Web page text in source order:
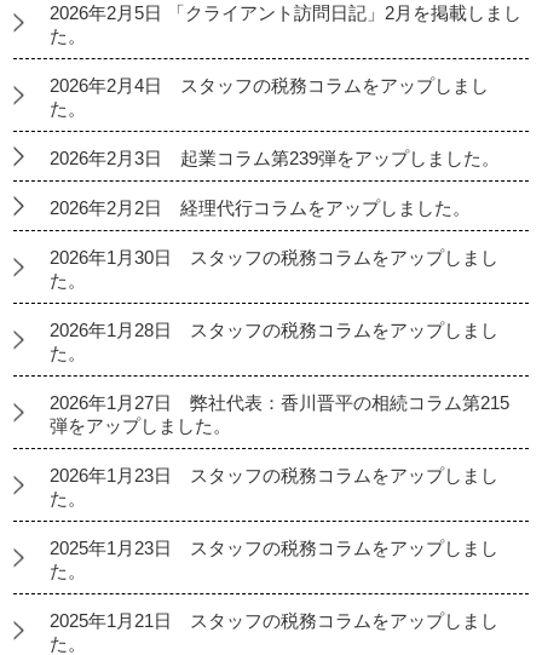
2026年2月5日 「クライアント訪問日記」2月を掲載しまし
た。
2026年2月4日 スタッフの税務コラムをアップしまし
た。
2026年2月3日 起業コラム第239弾をアップしました。
2026年2月2日 経理代行コラムをアップしました。
2026年1月30日 スタッフの税務コラムをアップしまし
た。
2026年1月28日 スタッフの税務コラムをアップしまし
た。
2026年1月27日 弊社代表：香川晋平の相続コラム第215
弾をアップしました。
2026年1月23日 スタッフの税務コラムをアップしまし
た。
2025年1月23日 スタッフの税務コラムをアップしまし
た。
2025年1月21日 スタッフの税務コラムをアップしまし
た。